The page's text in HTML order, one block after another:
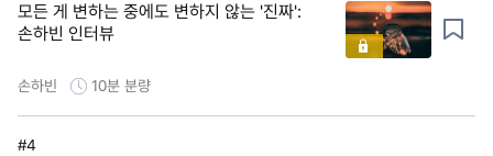
모든 게 변하는 중에도 변하지 않는 '진짜':
손하빈 인터뷰
손하빈 10분 분량
#4